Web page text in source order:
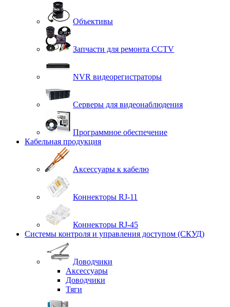
Объективы
Запчасти для ремонта CCTV
NVR видеорегистраторы
Серверы для видеонаблюдения
Программное обеспечение
Кабельная продукция
Аксессуары к кабелю
Коннекторы RJ-11
Коннекторы RJ-45
Системы контроля и управления доступом (СКУД)
Доводчики
Аксессуары
Доводчики
Тяги